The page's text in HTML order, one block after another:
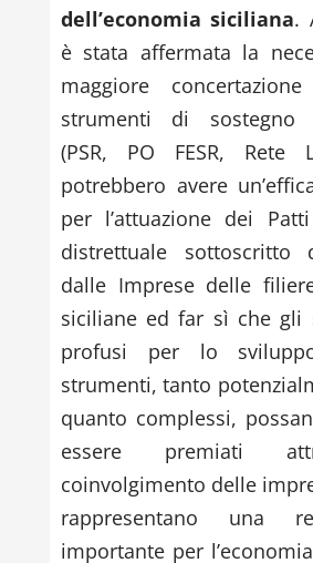
dell’economia siciliana.
è stata affermata la
maggiore
strumenti di sostegno
(PSR, PO FESR, Rete
potrebbero avere
per l’attuazione dei
distrettuale
dalle Imprese delle
siciliane ed far sì che gli
profusi per lo
strumenti, tanto
quanto complessi,
essere premiati
coinvolgimento delle
rappresentano una
importante per